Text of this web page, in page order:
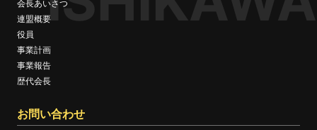
会長あいさつ
連盟概要
役員
事業計画
事業報告
歴代会長
お問い合わせ